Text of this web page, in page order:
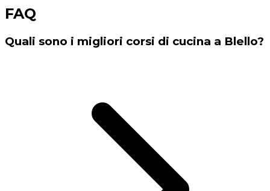
FAQ
Quali sono i migliori corsi di cucina a Blello?